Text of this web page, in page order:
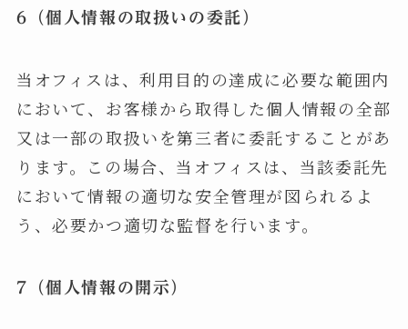
6（個人情報の取扱いの委託）
当オフィスは、利用目的の達成に必要な範囲内
において、お客様から取得した個人情報の全部
又は一部の取扱いを第三者に委託することがあ
ります。この場合、当オフィスは、当該委託先
において情報の適切な安全管理が図られるよ
う、必要かつ適切な監督を行います。
7（個人情報の開示）